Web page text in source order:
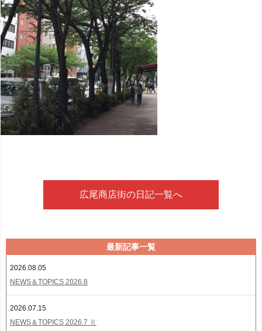
広尾商店街の日記一覧へ
最新記事一覧
2026.08.05
NEWS＆TOPICS 2026.8
2026.07.15
NEWS＆TOPICS 2026.7 Ⅱ